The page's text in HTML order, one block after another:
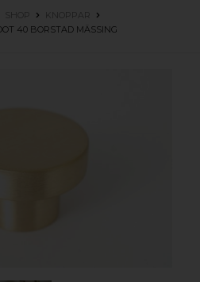
SHOP
KNOPPAR
40 BORSTAD MÄSSING